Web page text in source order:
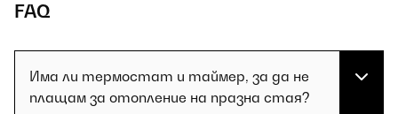
FAQ
Има ли термостат и таймер, за да не
плащам за отопление на празна стая?